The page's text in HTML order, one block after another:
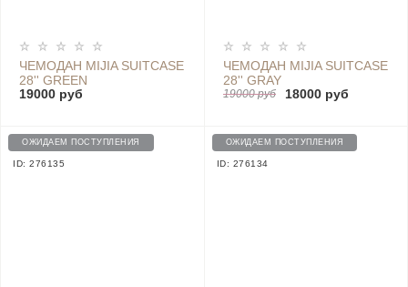
ЧЕМОДАН MIJIA SUITCASE
28'' GREEN
19000 руб
ЧЕМОДАН MIJIA SUITCASE
28'' GRAY
19000 руб 18000 руб
ОЖИДАЕМ ПОСТУПЛЕНИЯ
ID: 276135
ОЖИДАЕМ ПОСТУПЛЕНИЯ
ID: 276134